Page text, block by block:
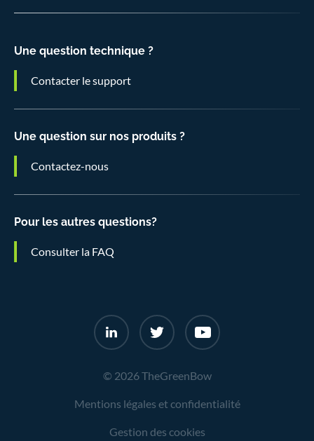
Une question technique ?
Contacter le support
Une question sur nos produits ?
Contactez-nous
Pour les autres questions?
Consulter la FAQ
© 2026 TheGreenBow
Mentions légales et confidentialité
Gestion des cookies